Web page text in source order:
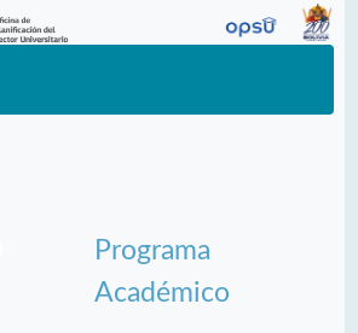
Programa
Académico